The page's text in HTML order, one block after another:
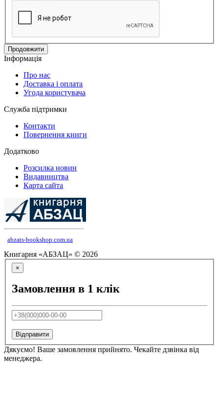
Продовжити
Інформація
Про нас
Доставка і оплата
Угода користувача
Служба підтримки
Контакти
Повернення книги
Додатково
Розсилка новин
Видавництва
Карта сайта
abzats-bookshop.com.ua
Книгарня «АБЗАЦ» © 2026
×
Замовлення в 1 клік
Відправити
Дякуємо! Ваше замовлення прийнято. Чекайте дзвінка від
менеджера.